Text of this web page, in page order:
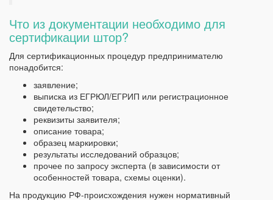
Что из документации необходимо для
сертификации штор?
Для сертификационных процедур предпринимателю
понадобится:
заявление;
выписка из ЕГРЮЛ/ЕГРИП или регистрационное
свидетельство;
реквизиты заявителя;
описание товара;
образец маркировки;
результаты исследований образцов;
прочее по запросу эксперта (в зависимости от
особенностей товара, схемы оценки).
На продукцию РФ-происхождения нужен нормативный